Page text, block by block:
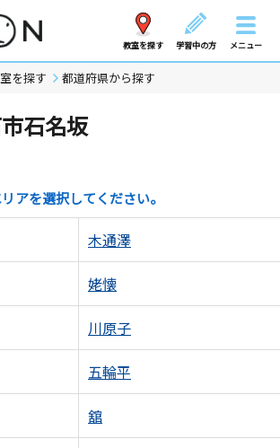
教室を探す 学習中の方 メニュー
を探す 都道府県から探す
石名坂
アを選択してください。
木通澤
姥懐
川原子
五輪平
舘